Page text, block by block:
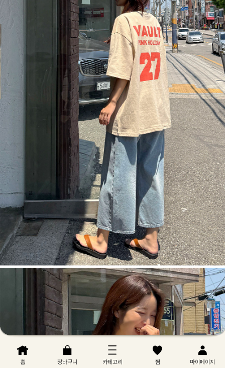
홈 장바구니 카테고리 찜 마이페이지